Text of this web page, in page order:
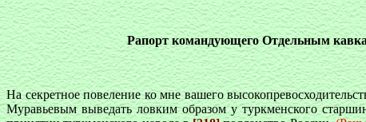
Рапорт командующего Отдельным
На секретное повеление ко мне вашего
Муравьевым выведать ловким образом у туркменского